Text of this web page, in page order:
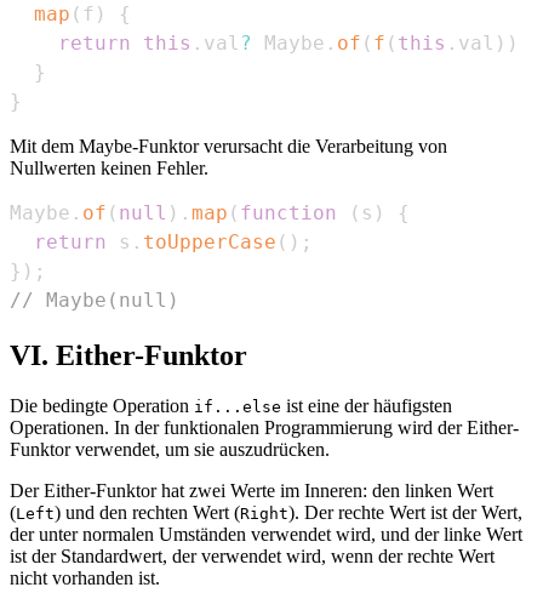
map ( f )
{
return
this . val ? Maybe . of ( f ( this . val ) )
}
}
Mit dem Maybe-Funktor verursacht die Verarbeitung von
Nullwerten keinen Fehler.
Maybe . of ( null ) . map ( function ( s )
{
return
s . toUpperCase ( ) ;
} ) ;
// Maybe(null)
VI. Either-Funktor
Die bedingte Operation if...else ist eine der häufigsten
Operationen. In der funktionalen Programmierung wird der Either-
Funktor verwendet, um sie auszudrücken.
Der Either-Funktor hat zwei Werte im Inneren: den linken Wert
(Left) und den rechten Wert (Right). Der rechte Wert ist der Wert,
der unter normalen Umständen verwendet wird, und der linke Wert
ist der Standardwert, der verwendet wird, wenn der rechte Wert
nicht vorhanden ist.